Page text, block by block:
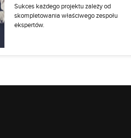
Sukces każdego projektu zależy od
skompletowania właściwego zespołu
ekspertów.